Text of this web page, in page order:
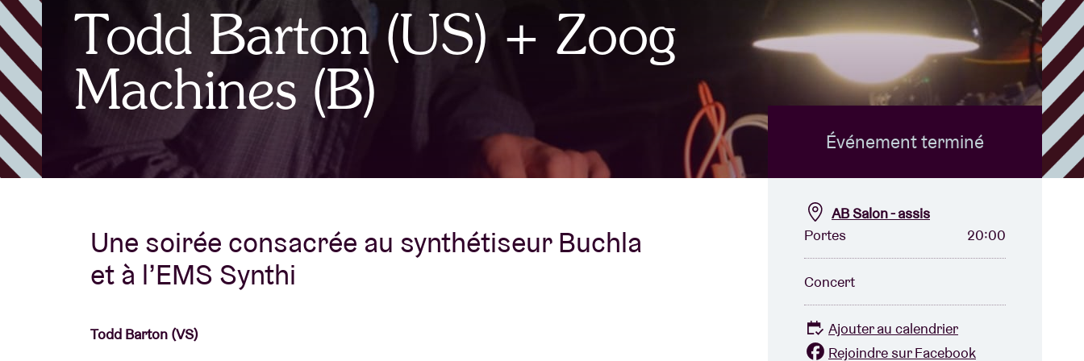
Infos visiteurs
AB ❤ you
À propos de l'AB
Todd Barton (US) + Zoog
Machines (B)
Une soirée consacrée au synthétiseur Buchla
et à l’EMS Synthi
Todd Barton (VS)
Événement terminé
AB Salon - assis
Portes
20:00
Concert
Ajouter au calendrier
Rejoindre sur Facebook